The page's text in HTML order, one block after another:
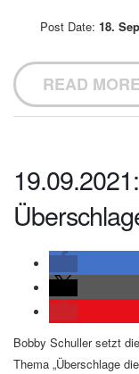
Post Date: 18.
READ MORE
Bobby Schuller setzt
Thema „Überschlage